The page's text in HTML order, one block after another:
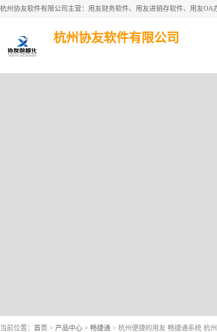
杭州协友软件有限公司
当前位置： 首页 > 产品中心 > 畅捷通 > 杭州便捷的用友 畅捷通系统 杭